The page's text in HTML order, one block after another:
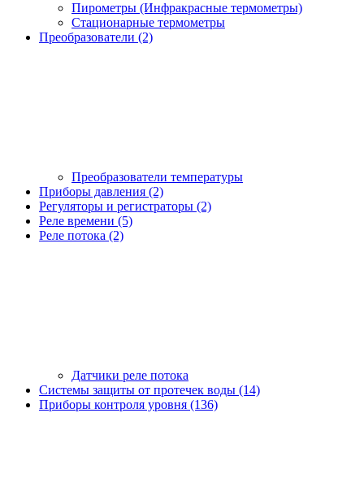
Пирометры (Инфракрасные термометры)
Стационарные термометры
Преобразователи (2)
Преобразователи температуры
Приборы давления (2)
Регуляторы и регистраторы (2)
Реле времени (5)
Реле потока (2)
Датчики реле потока
Системы защиты от протечек воды (14)
Приборы контроля уровня (136)